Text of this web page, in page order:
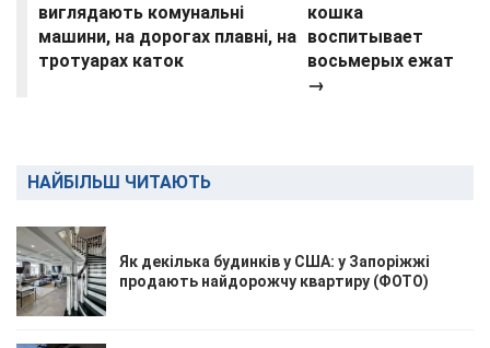
виглядають комунальні
машини, на дорогах плавні, на
тротуарах каток
кошка
воспитывает
восьмерых ежат
→
НАЙБІЛЬШ ЧИТАЮТЬ
Як декілька будинків у США: у Запоріжжі
продають найдорожчу квартиру (ФОТО)